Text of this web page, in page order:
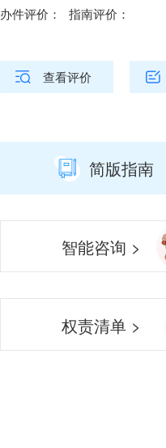
办件评价： 指南评价：
查看评价
简版指南
智能咨询 >
权责清单 >